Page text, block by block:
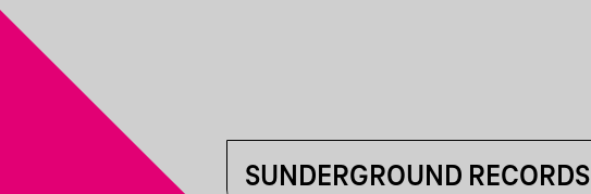
SUNDERGROUND RECORDS